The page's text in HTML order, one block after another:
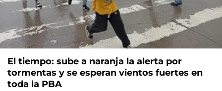
El tiempo: sube a naranja la alerta por
tormentas y se esperan vientos fuertes en
toda la PBA